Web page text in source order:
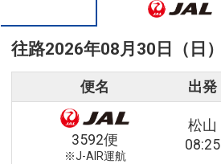
往路2026年08月30日（日）
便名 出発
3592便
※J-AIR運航
松山
08:25